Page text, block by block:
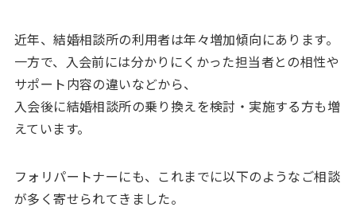
近年、結婚相談所の利用者は年々増加傾向にあります。
一方で、入会前には分かりにくかった担当者との相性や
サポート内容の違いなどから、
入会後に結婚相談所の乗り換えを検討・実施する方も増
えています。
フォリパートナーにも、これまでに以下のようなご相談
が多く寄せられてきました。